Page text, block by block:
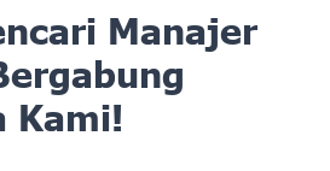
Manajer
Kami!